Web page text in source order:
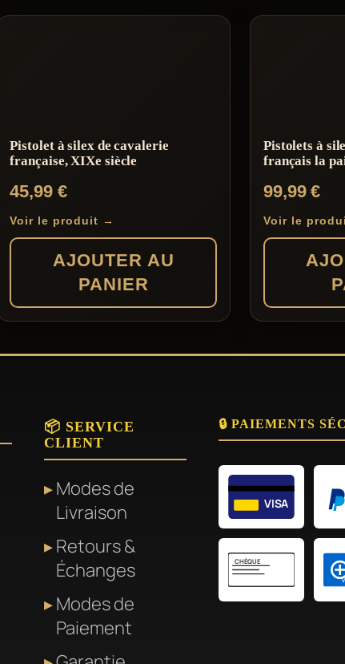
Pistolet à silex de cavalerie
française, XIXe siècle
45,99 €
Voir le produit →
AJOUTER AU
PANIER
Pistolets à
français la
99,99€
Voir le
📦 SERVICE
CLIENT
Modes de
Livraison
Retours &
Échanges
Modes de
Paiement
🔒 PAIEMENTS
VISA
CHÈQUE